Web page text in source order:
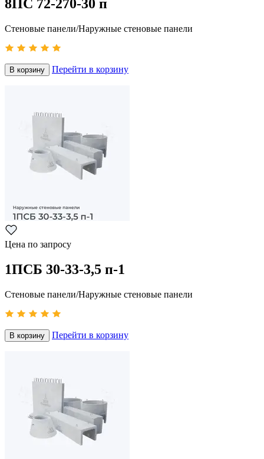
8ПС 72-270-30 п
Стеновые панели/Наружные стеновые панели
В корзину Перейти в корзину
Цена по запросу
1ПСБ 30-33-3,5 п-1
Стеновые панели/Наружные стеновые панели
В корзину Перейти в корзину